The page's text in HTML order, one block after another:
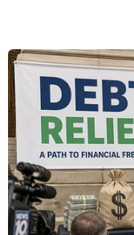
hôn của người
Tòa tháp, có tên
hợp cao 50 tầng,
ảo ảnh về thị
Do công ty kiến
tòa nhà chọc trời
kết nối, tách ra